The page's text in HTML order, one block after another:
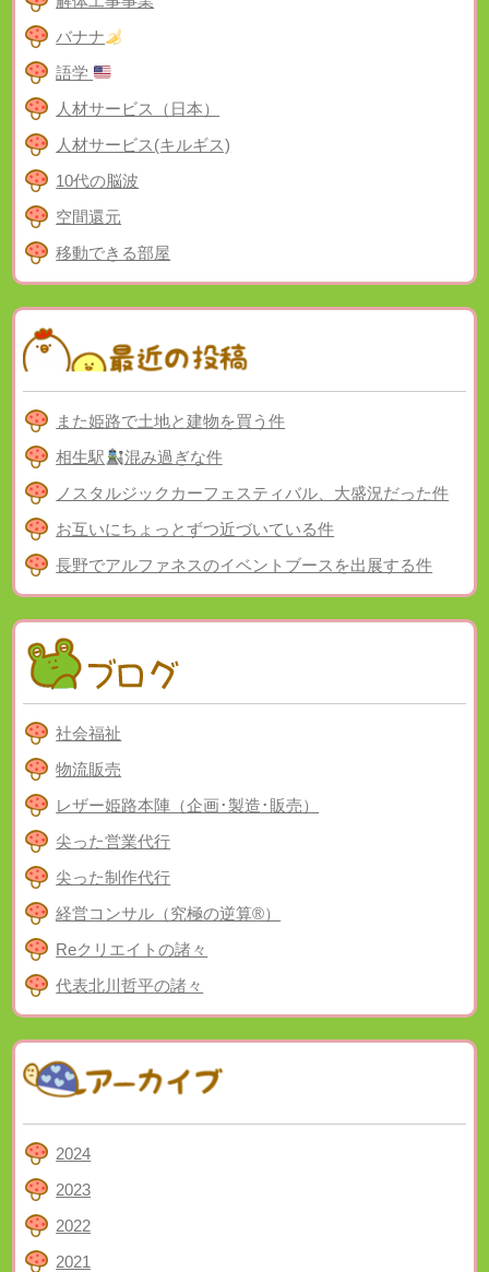
バナナ
語学
人材サービス（日本）
人材サービス(キルギス)
10代の脳波
空間還元
移動できる部屋
また姫路で土地と建物を買う件
相生駅
混み過ぎな件
ノスタルジックカーフェスティバル、大盛況だった件
お互いにちょっとずつ近づいている件
長野でアルファネスのイベントブースを出展する件
社会福祉
物流販売
レザー姫路本陣（企画･製造･販売）
尖った営業代行
尖った制作代行
経営コンサル（究極の逆算®）
Reクリエイトの諸々
代表北川哲平の諸々
2024
2023
2022
2021